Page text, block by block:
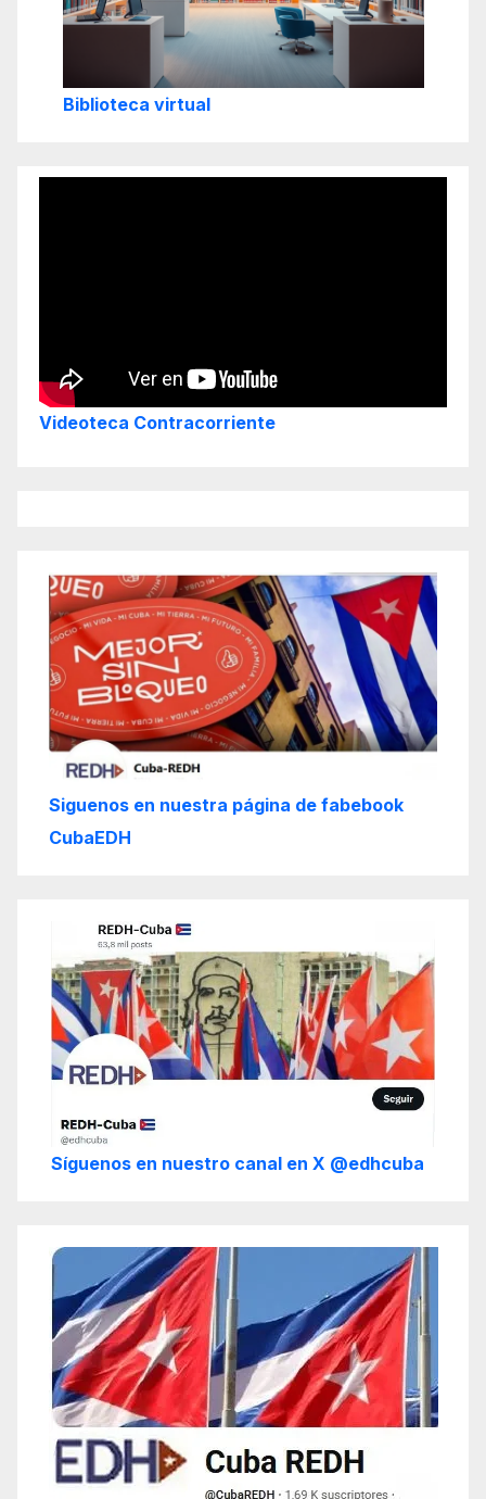
Biblioteca virtual
Videoteca Contracorriente
Siguenos en nuestra página de fabebook
CubaEDH
Síguenos en nuestro canal en X @edhcuba